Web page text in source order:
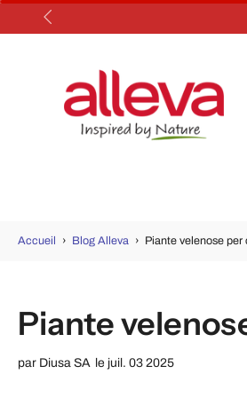
Aller
Accueil › Blog Alleva › Piante velenose
Piante
par Diusa SA le juil. 03 2025